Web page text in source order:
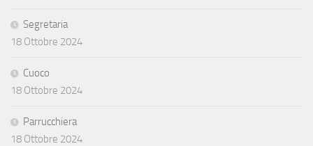
Segretaria
18 Ottobre 2024
Cuoco
18 Ottobre 2024
Parrucchiera
18 Ottobre 2024